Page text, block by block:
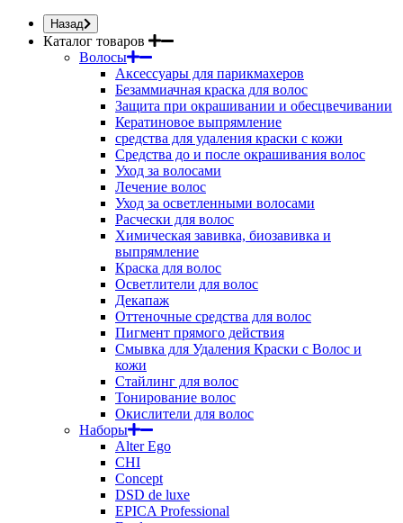
Назад
Каталог товаров
Волосы
Аксессуары для парикмахеров
Безаммиачная краска для волос
Защита при окрашивании и обесцвечивании
Кератиновое выпрямление
средства для удаления краски с кожи
Средства до и после окрашивания волос
Уход за волосами
Лечение волос
Уход за осветленными волосами
Расчески для волос
Химическая завивка, биозавивка и
выпрямление
Краска для волос
Осветлители для волос
Декапаж
Оттеночные средства для волос
Пигмент прямого действия
Смывка для Удаления Краски с Волос и
кожи
Стайлинг для волос
Тонирование волос
Окислители для волос
Наборы
Alter Ego
CHI
Concept
DSD de luxe
EPICA Professional